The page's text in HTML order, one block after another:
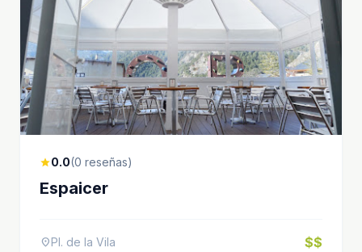
star0.0(0 reseñas)
Espaicer
location_onPl. de la Vila $$